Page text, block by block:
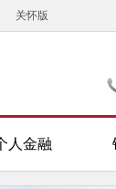
关怀版
人金融